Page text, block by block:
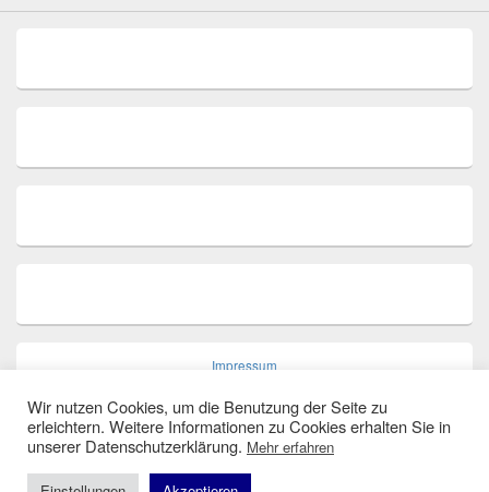
Impressum
Datenschutz
Wir nutzen Cookies, um die Benutzung der Seite zu
erleichtern. Weitere Informationen zu Cookies erhalten Sie in
unserer Datenschutzerklärung. Mehr erfahren